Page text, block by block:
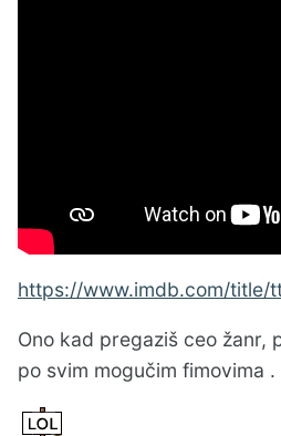
https://www.imdb.com/title/
Ono kad pregaziš ceo žanr,
po svim mogučim fimovima .